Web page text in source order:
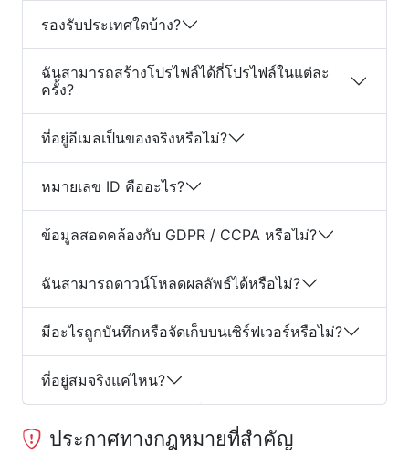
รองรับประเทศใดบ้าง?
ฉันสามารถสร้างโปรไฟล์ได้กี่โปรไฟล์ในแต่ละ
ครั้ง?
ที่อยู่อีเมลเป็นของจริงหรือไม่?
หมายเลข ID คืออะไร?
ข้อมูลสอดคล้องกับ GDPR / CCPA หรือไม่?
ฉันสามารถดาวน์โหลดผลลัพธ์ได้หรือไม่?
มีอะไรถูกบันทึกหรือจัดเก็บบนเซิร์ฟเวอร์หรือไม่?
ที่อยู่สมจริงแค่ไหน?
ประกาศทางกฎหมายที่สำคัญ